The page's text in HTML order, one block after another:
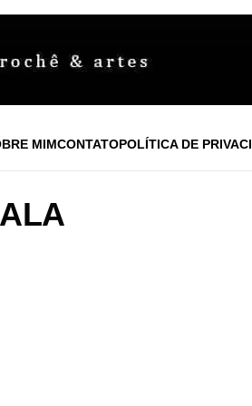
MIMCONTATOPOLÍTICA DE